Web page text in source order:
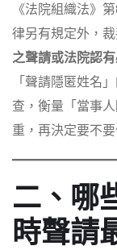
《法院組織法》
律另有規定外，
之聲請或法院認
「聲請隱匿姓名
查，衡量「當事
重，再決定要不
二、哪
時聲請